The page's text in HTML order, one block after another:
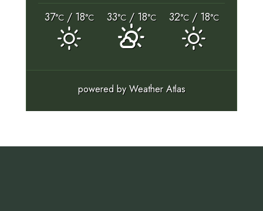
37°C / 18°C 33°C / 18°C 32°C/ 18°C
powered byWeather Atlas